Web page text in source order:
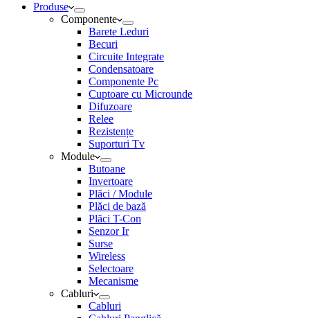
Produse
Componente
Barete Leduri
Becuri
Circuite Integrate
Condensatoare
Componente Pc
Cuptoare cu Microunde
Difuzoare
Relee
Rezistențe
Suporturi Tv
Module
Butoane
Invertoare
Plăci / Module
Plăci de bază
Plăci T-Con
Senzor Ir
Surse
Wireless
Selectoare
Mecanisme
Cabluri
Cabluri